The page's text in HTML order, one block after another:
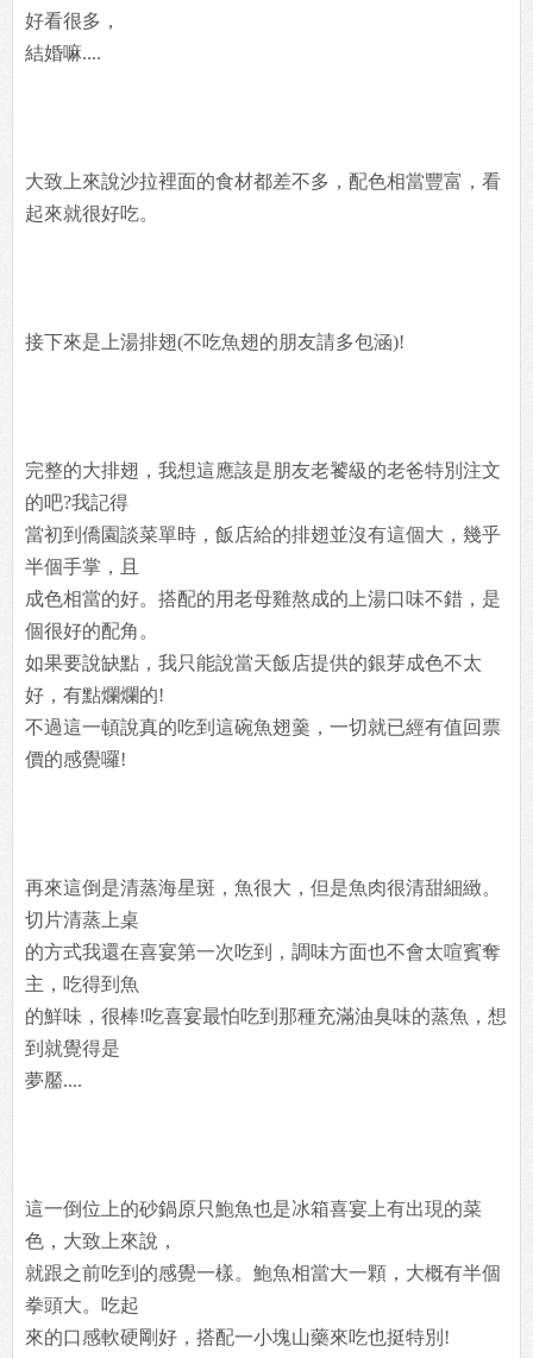
好看很多，
結婚嘛....
大致上來說沙拉裡面的食材都差不多，配色相當豐富，看
起來就很好吃。
接下來是上湯排翅(不吃魚翅的朋友請多包涵)!
完整的大排翅，我想這應該是朋友老饕級的老爸特別注文
的吧?我記得
當初到僑園談菜單時，飯店給的排翅並沒有這個大，幾乎
半個手掌，且
成色相當的好。搭配的用老母雞熬成的上湯口味不錯，是
個很好的配角。
如果要說缺點，我只能說當天飯店提供的銀芽成色不太
好，有點爛爛的!
不過這一頓說真的吃到這碗魚翅羹，一切就已經有值回票
價的感覺囉!
再來這倒是清蒸海星斑，魚很大，但是魚肉很清甜細緻。
切片清蒸上桌
的方式我還在喜宴第一次吃到，調味方面也不會太喧賓奪
主，吃得到魚
的鮮味，很棒!吃喜宴最怕吃到那種充滿油臭味的蒸魚，想
到就覺得是
夢靨....
這一倒位上的砂鍋原只鮑魚也是冰箱喜宴上有出現的菜
色，大致上來說，
就跟之前吃到的感覺一樣。鮑魚相當大一顆，大概有半個
拳頭大。吃起
來的口感軟硬剛好，搭配一小塊山藥來吃也挺特別!